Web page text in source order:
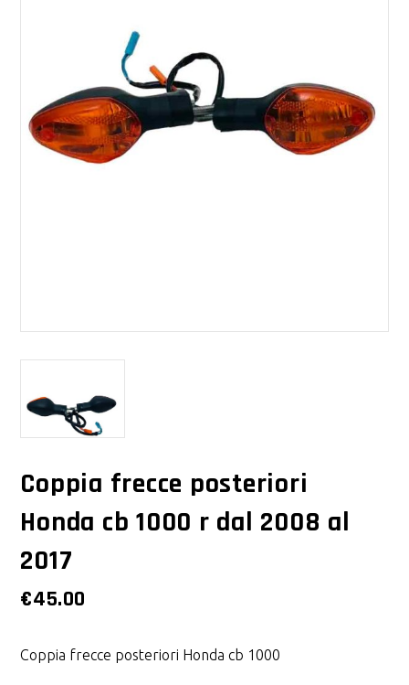
Coppia frecce posteriori
Honda cb 1000 r dal 2008 al
2017
€45.00
Coppia frecce posteriori Honda cb 1000